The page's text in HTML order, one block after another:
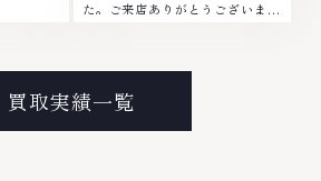
でも金・
ー・貴金
・ジュエ
等は特
た。ご来店ありがとうございまし
ブランド衣類 お酒買取りのこと
なら、お任せくださいなかでも
金・プラチナ等のアクセサリー・
貴金属・宝石・ダイヤモンド・ジ
買取実績一覧